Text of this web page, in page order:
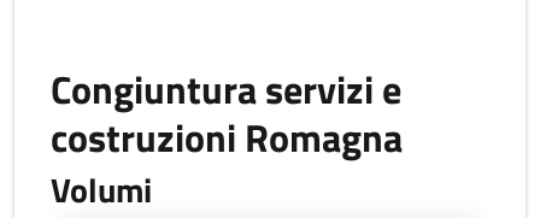
Congiuntura servizi e
costruzioni Romagna
Volumi